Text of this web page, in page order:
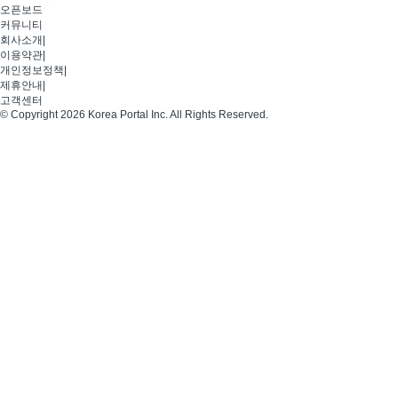
오픈보드
커뮤니티
회사소개
이용약관
개인정보정책
제휴안내
고객센터
© Copyright 2026 Korea Portal Inc. All Rights Reserved.